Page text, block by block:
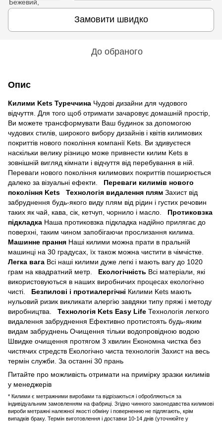
Замовити швидко
До обраного
Опис
Килими Kets Туреччина Чудові дизайни для чудового
відчуття. Для того щоб отримати зачаровує домашній простір,
Ви можете трансформувати Ваш будинок за допомогою
чудових стилів, широкого вибору дизайнів і квітів килимових
покриттів нового покоління компанії Kets. Ви здивуєтеся
наскільки велику різницю може привнести килим Kets в
зовнішній вигляд кімнати і відчуття від перебування в ній.
Переваги нового покоління килимових покриттів поширюється
далеко за візуальні ефекти.
Переваги килимів нового
покоління Kets
Технологія видалення плям Захист від
забруднення будь-якого виду плям від рідин і густих речовин
таких як чай, кава, сік, кетчуп, чорнило і масло.
Протиковзка
підкладка Наша протиковзка підкладка надійно прилягає до
поверхні, таким чином запобігаючи прослизання килима.
Машинне прання Наші килими можна прати в пральній
машинці на 30 градусах, їх також можна чистити в чімчістке.
Легка вага Всі наші килими дуже легкі і мають вагу до 1020
грам на квадратний метр.
Екологічність Всі матеріали, які
використовуються в наших виробничих процесах екологічно
чисті.
Безпилові і протиалергічні Килими Kets мають
нульовий ризик викликати алергію завдяки типу пряжі і методу
виробництва.
Технологія Kets Easy Life Технологія легкого
видалення забруднення Ефективно протистоять будь-яким
видам забруднень Очищення тільки водопровідною водою
Швидке очищення протягом 3 хвилин Економна чистка без
чистячих стредств Екологічно чиста технологія Захист на весь
термін служби. За останні 30 прань
Питайте про можливість отримати на примірку зразки килимів
у менеджерів
* Килими є метражними виробами та відрізаються і обробляються за
індивідуальним замовленням на фабриці. Згідно чинного законодавства килимові
вироби метражні належної якості обміну і поверненню не підлягають, крім
випадків браку. Термін виготовлення і доставки 10-14 днів (уточнюйте у